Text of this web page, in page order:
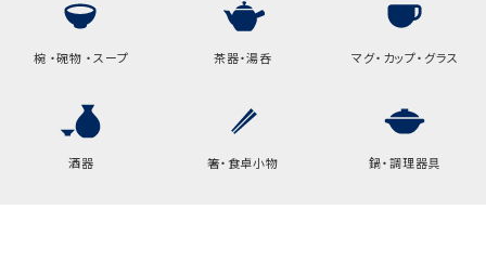
高さ
32.5cm
9cm
椀 ・碗物 ・スープ 茶器・湯呑 マグ・カップ・グラス
酒器 箸・食卓小物 鍋・調理器具